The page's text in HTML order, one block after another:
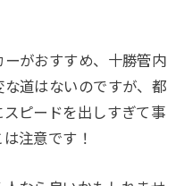
がおすすめ、十勝管内
道はないのですが、都
ピードを出しすぎて事
注意です！